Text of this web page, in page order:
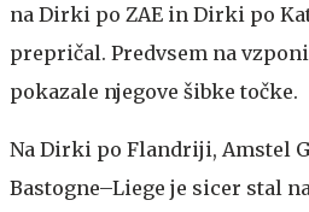
na Dirki po ZAE in Dirki po
prepričal. Predvsem na
pokazale njegove šibke točke.
Na Dirki po Flandriji, Amstel
Bastogne–Liege je sicer stal